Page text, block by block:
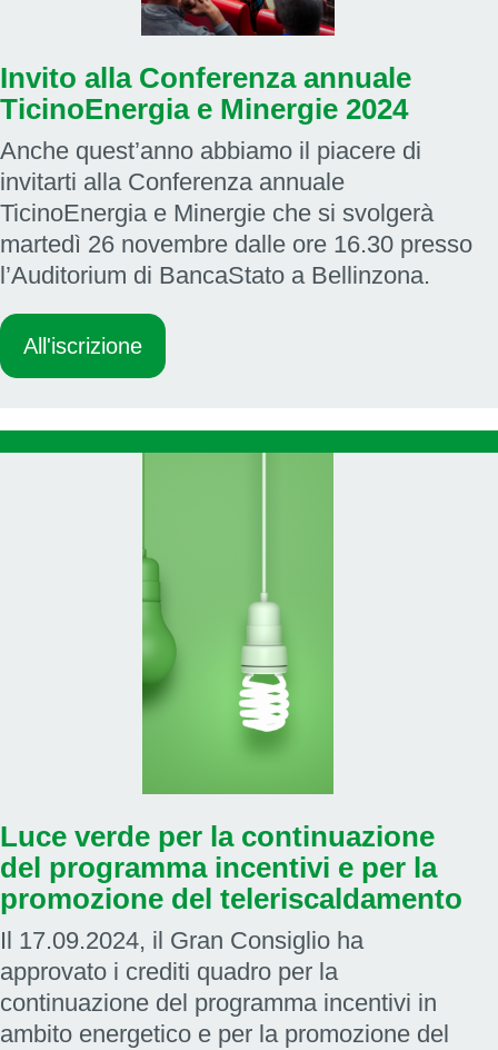
Invito alla Conferenza annuale
TicinoEnergia e Minergie 2024
Anche quest’anno abbiamo il piacere di
invitarti alla Conferenza annuale
TicinoEnergia e Minergie che si svolgerà
martedì 26 novembre dalle ore 16.30 presso
l’Auditorium di BancaStato a Bellinzona.
All'iscrizione
Luce verde per la continuazione
del programma incentivi e per la
promozione del teleriscaldamento
Il 17.09.2024, il Gran Consiglio ha
approvato i crediti quadro per la
continuazione del programma incentivi in
ambito energetico e per la promozione del